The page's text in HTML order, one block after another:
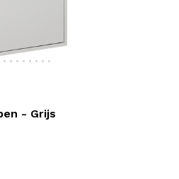
- Grijs